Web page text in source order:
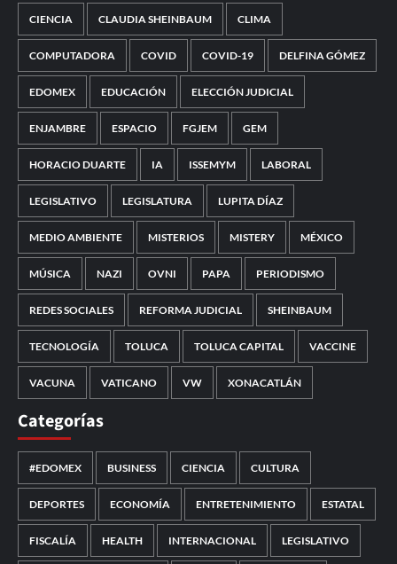
CIENCIA CLAUDIA SHEINBAUM CLIMA
COMPUTADORA COVID COVID-19 DELFINA GÓMEZ
EDOMEX EDUCACIÓN ELECCIÓN JUDICIAL
ENJAMBRE ESPACIO FGJEM GEM
HORACIO DUARTE IA ISSEMYM LABORAL
LEGISLATIVO LEGISLATURA LUPITA DÍAZ
MEDIO AMBIENTE MISTERIOS MISTERY MÉXICO
MÚSICA NAZI OVNI PAPA PERIODISMO
REDES SOCIALES REFORMA JUDICIAL SHEINBAUM
TECNOLOGÍA TOLUCA TOLUCA CAPITAL VACCINE
VACUNA VATICANO VW XONACATLÁN
Categorías
#EDOMEX BUSINESS CIENCIA CULTURA
DEPORTES ECONOMÍA ENTRETENIMIENTO ESTATAL
FISCALÍA HEALTH INTERNACIONAL LEGISLATIVO